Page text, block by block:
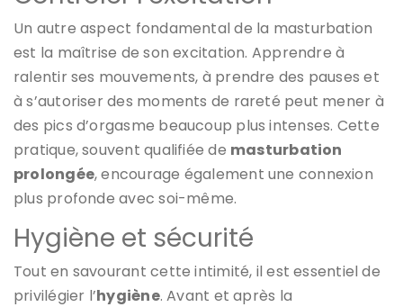
Un autre aspect fondamental de la masturbation
est la maîtrise de son excitation. Apprendre à
ralentir ses mouvements, à prendre des pauses et
à s’autoriser des moments de rareté peut mener à
des pics d’orgasme beaucoup plus intenses. Cette
pratique, souvent qualifiée de masturbation
prolongée, encourage également une connexion
plus profonde avec soi-même.
Hygiène et sécurité
Tout en savourant cette intimité, il est essentiel de
privilégier l’hygiène. Avant et après la